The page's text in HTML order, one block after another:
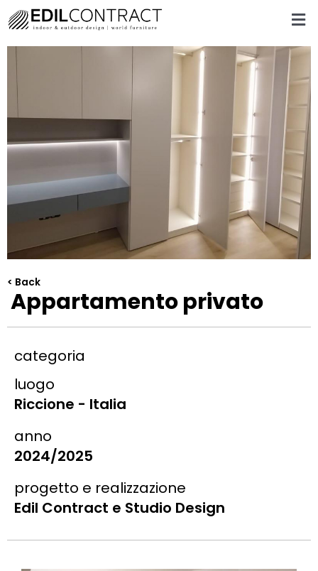
< Back
Appartamento privato
categoria
luogo
Riccione - Italia
anno
2024/2025
progetto e realizzazione
Edil Contract e Studio Design